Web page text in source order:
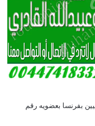
بفرنسا بعضويه رقم